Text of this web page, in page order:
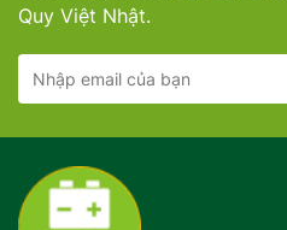
Quy Việt Nhật.